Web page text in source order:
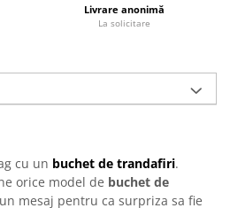
Livrare anonimă
La solicitare
cu un buchet de trandafiri.
orice model de buchet de
mesaj pentru ca surpriza sa fie